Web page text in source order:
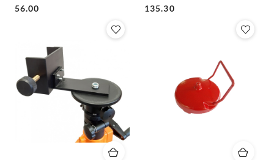
Cena:
Cena:
56.00 Cena:
Cena:
135.30